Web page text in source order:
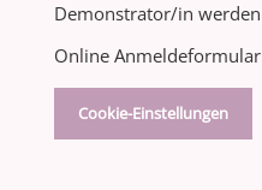
Demonstrator/in werden
Online Anmeldeformular
Cookie-Einstellungen